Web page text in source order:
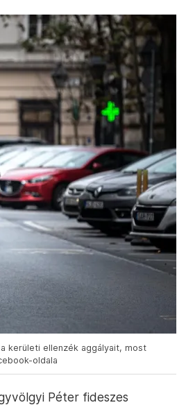
kerületi ellenzék aggályait, most
oldala
Péter fideszes